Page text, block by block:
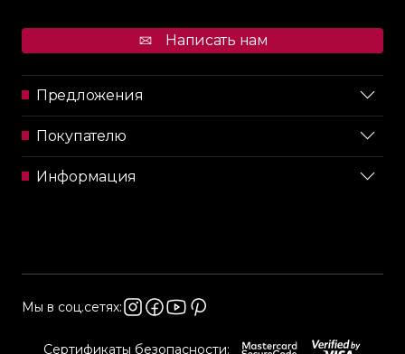
Написать нам
Предложения
Покупателю
Информация
Сертификаты безопасности:
Мы в соц.сетях: